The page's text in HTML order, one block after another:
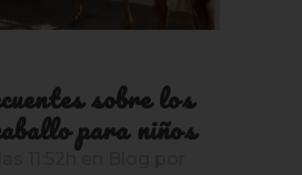
sobre los
para niños